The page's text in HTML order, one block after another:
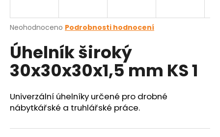
Průměrné
produktu
je
0,0
z
hvězdiček.
Neohodnoceno Podrobnosti hodnocení
Úhelník široký
30x30x30x1,5 mm KS 1
Univerzální úhelníky určené pro drobné
nábytkářské a truhlářské práce.
j
t
?
HLEDAT